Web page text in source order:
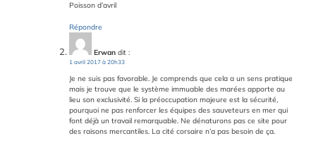
Poisson d’avril
Répondre
Erwan dit :
1 avril 2017 à 20h33
Je ne suis pas favorable. Je comprends que cela a un sens pratique
mais je trouve que le système immuable des marées apporte au
lieu son exclusivité. Si la préoccupation majeure est la sécurité,
pourquoi ne pas renforcer les équipes des sauveteurs en mer qui
font déjà un travail remarquable. Ne dénaturons pas ce site pour
des raisons mercantiles. La cité corsaire n’a pas besoin de ça.